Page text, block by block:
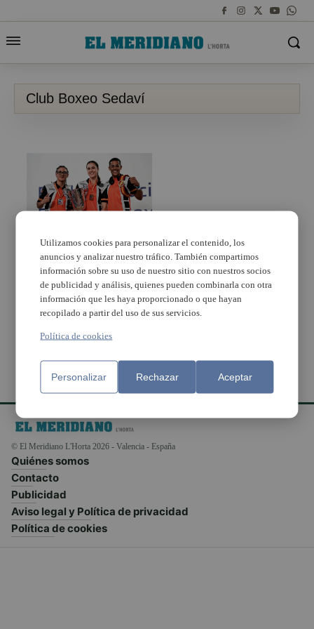
Club Boxeo Sedaví
Els púgils del Club
Boxeo Sedaví triomfen
en el Campionat
d’Espanya Élite 2024
celebrat a Lleó
© El Meridiano L'Horta 2026 - Valencia - España
Quiénes somos
Contacto
Publicidad
Aviso legal y Política de privacidad
Política de cookies
Utilizamos cookies para personalizar el contenido, los
anuncios y analizar nuestro tráfico. También compartimos
información sobre su uso de nuestro sitio con nuestros socios
de publicidad y análisis, quienes pueden combinarla con otra
información que les haya proporcionado o que hayan
recopilado a partir del uso de sus servicios.
Política de cookies
Personalizar Rechazar Aceptar